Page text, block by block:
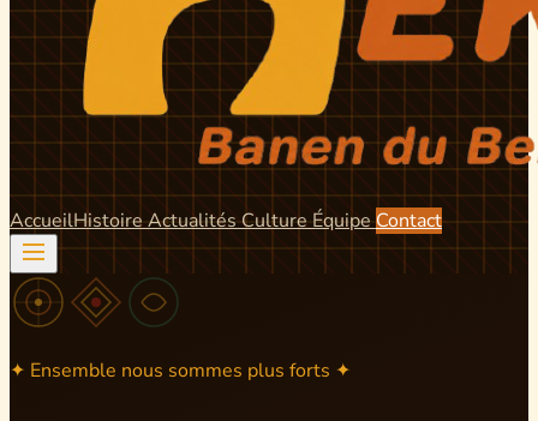
AccueilHistoire ActualitésCulture Équipe Contact
✦ Ensemble nous sommes plus forts ✦